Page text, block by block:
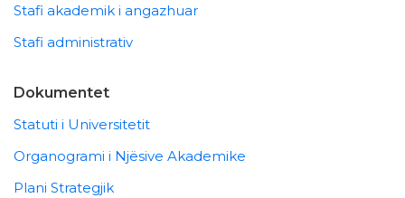
Stafi akademik i angazhuar
Stafi administrativ
Dokumentet
Statuti i Universitetit
Organogrami i Njësive Akademike
Plani Strategjik